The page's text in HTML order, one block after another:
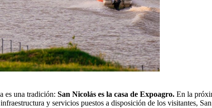
es una tradición: San Nicolás es la casa de Expoagro. En la
y servicios puestos a disposición de los visitantes,